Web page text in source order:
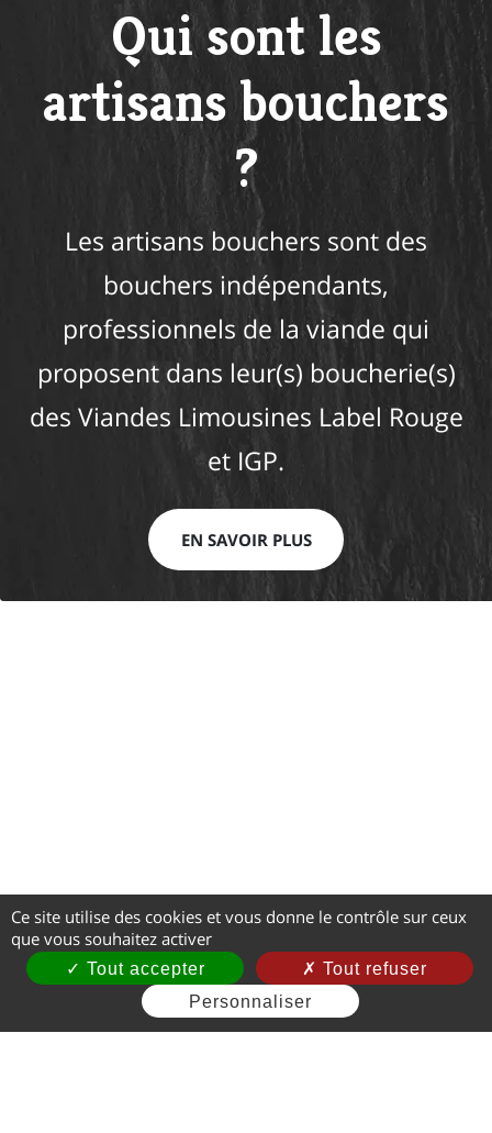
Qui sont les
artisans bouchers
?
Les artisans bouchers sont des
bouchers indépendants,
professionnels de la viande qui
proposent dans leur(s) boucherie(s)
des Viandes Limousines Label Rouge
et IGP.
EN SAVOIR PLUS
Ce site utilise des cookies et vous donne le contrôle sur ceux
que vous souhaitez activer
Tout accepter
Tout refuser
Personnaliser